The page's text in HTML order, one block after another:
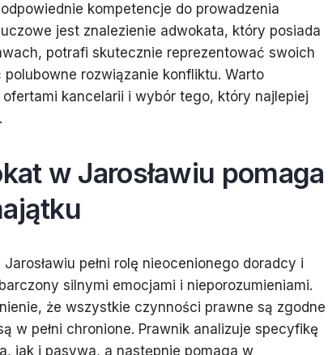
kompetencje do prowadzenia
jest znalezienie adwokata, który posiada
potrafi skutecznie reprezentować swoich
rozwiązanie konfliktu. Warto
kancelarii i wybór tego, który najlepiej
w Jarosławiu pomaga
pełni rolę nieocenionego doradcy i
silnymi emocjami i nieporozumieniami.
że wszystkie czynności prawne są zgodne
w pełni chronione. Prawnik analizuje specyfikę
jak i pasywa, a następnie pomaga w